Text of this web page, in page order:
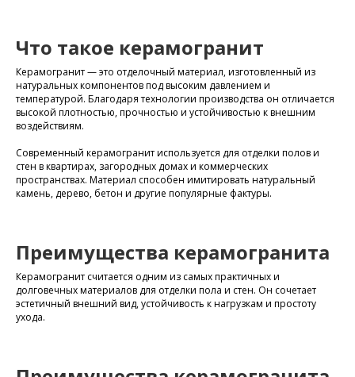
Что такое керамогранит
​Керамогранит — это отделочный материал, изготовленный из
натуральных компонентов под высоким давлением и
температурой. Благодаря технологии производства он отличается
высокой плотностью, прочностью и устойчивостью к внешним
воздействиям.
Современный керамогранит используется для отделки полов и
стен в квартирах, загородных домах и коммерческих
пространствах. Материал способен имитировать натуральный
камень, дерево, бетон и другие популярные фактуры.
Преимущества керамогранита
​Керамогранит считается одним из самых практичных и
долговечных материалов для отделки пола и стен. Он сочетает
эстетичный внешний вид, устойчивость к нагрузкам и простоту
ухода.